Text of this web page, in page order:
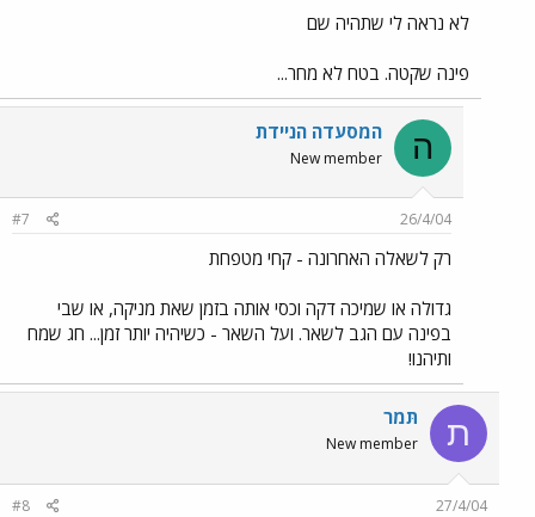
לא נראה לי שתהיה שם
פינה שקטה. בטח לא מחר...
ה המסעדה הניידת
New member
26/4/04
#7
רק לשאלה האחרונה - קחי מטפחת
גדולה או שמיכה דקה וכסי אותה בזמן שאת מניקה, או שבי
בפינה עם הגב לשאר. ועל השאר - כשיהיה יותר זמן... חג שמח
ותיהנו!
ת תּמר
New member
27/4/04
#8